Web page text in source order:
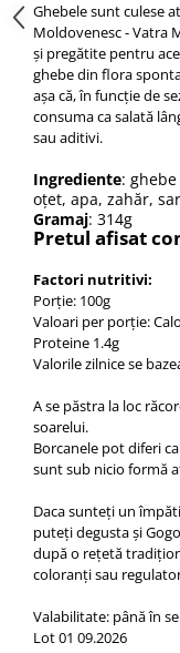
Ghebele sunt culese
Moldovenesc -Vatra
și pregătite pentru
ghebe din flora
așa că, în funcție de
consuma ca salată
sau aditivi.
Ingrediente:
oțet, apa, zahăr,
Gramaj: 314g
Pretul afisat
Factori nutritivi:
Porție: 100g
Valoari per porție:
Proteine 1.4g
Valorile zilnice se
A se păstra la loc
soarelui.
Borcanele pot diferi
sunt sub nicio formă
Daca sunteți un
puteți degusta și
după o rețetă
coloranți sau
Valabilitate: până în
Lot 01 09.2026